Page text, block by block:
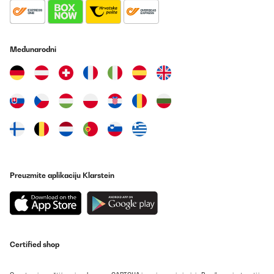
angenehm zu und ab, ohne dass es sich im Dauerbetrieb befindet
Also funktioniert auch dieses Teil in diesem Sinne. dies gibt mir
aufeinander reagieren zu können.
Amazon-Benutzer
dimensioni slim e dal fatto che si può applicare al muro..le mie
aspettative sono state ampiamente ripagate..fa presto calore e
visivamente fa davvero una splendida figura.
Utente Amazon
Međunarodni
Preuzmite aplikaciju Klarstein
Certified shop